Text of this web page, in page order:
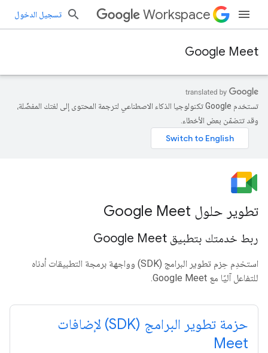
Workspace تسجيل الدخول
Google Meet
تستخدم Google تكنولوجيا الذكاء الاصطناعي لترجمة المحتوى إلى لغتك المفضّلة،
وقد تتضمّن بعض الأخطاء.
تطوير حلول Google Meet
ربط خدمتك بتطبيق Google Meet
استخدِم حِزم تطوير البرامج (SDK) وواجهة برمجة التطبيقات أدناه
للتفاعل آليًا مع Google Meet.
حزمة تطوير البرامج (SDK) لإضافات
Meet